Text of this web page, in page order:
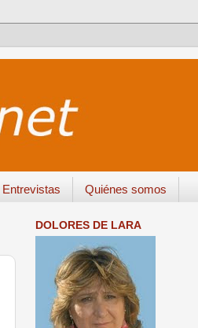
Entrevistas Quiénes somos
DOLORES DE LARA